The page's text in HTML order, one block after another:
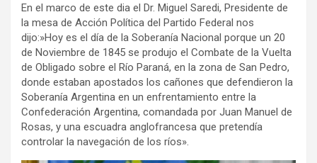
En el marco de este dia el Dr. Miguel Saredi, Presidente de
la mesa de Acción Política del Partido Federal nos
dijo:»Hoy es el día de la Soberanía Nacional porque un 20
de Noviembre de 1845 se produjo el Combate de la Vuelta
de Obligado sobre el Río Paraná, en la zona de San Pedro,
donde estaban apostados los cañones que defendieron la
Soberanía Argentina en un enfrentamiento entre la
Confederación Argentina, comandada por Juan Manuel de
Rosas, y una escuadra anglofrancesa que pretendía
controlar la navegación de los ríos».